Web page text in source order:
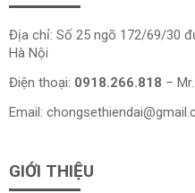
Địa chỉ: Số 25 ngõ 172/69/30
Hà Nội
Điện thoại: 0918.266.818 –
Email:
GIỚI THIỆU